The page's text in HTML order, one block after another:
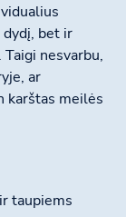
dydį, bet ir
nesvarbu,
ar
karštas meilės
taupiems